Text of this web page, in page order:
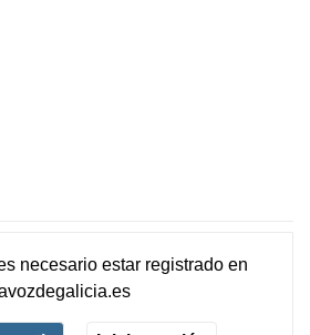
necesario estar registradoen